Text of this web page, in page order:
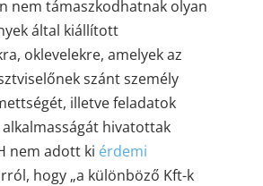
nem támaszkodhatnak olyan
által kiállított
oklevelekre, amelyek az
szánt személy
illetve feladatok
hivatottak
nem adott ki érdemi
hogy „a különböző Kft-k